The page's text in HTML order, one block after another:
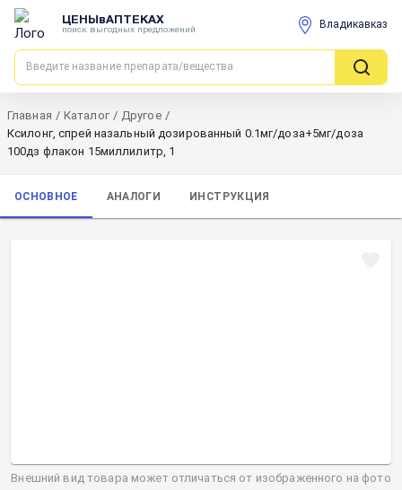
ЦЕНЫвАПТЕКАХ
поиск выгодных предложений Владикавказ
Главная / Каталог / Другое /
Ксилонг, спрей назальный дозированный 0.1мг/доза+5мг/доза
100дз флакон 15миллилитр, 1
ОСНОВНОЕ АНАЛОГИ ИНСТРУКЦИЯ
Внешний вид товара может отличаться от изображенного на фото